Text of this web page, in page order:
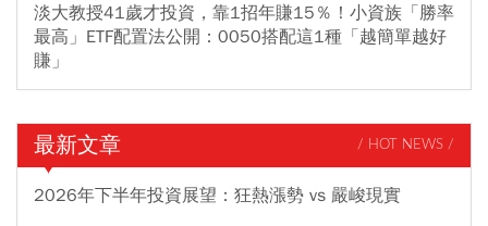
淡大教授41歲才投資，靠1招年賺15％！小資族「勝率
最高」ETF配置法公開：0050搭配這1種「越簡單越好
賺」
最新文章 / HOT NEWS /
2026年下半年投資展望：狂熱漲勢 vs 嚴峻現實